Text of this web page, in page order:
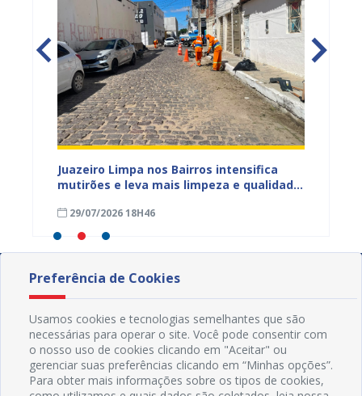
Juazeiro Limpa nos Bairros intensifica
mutirões e leva mais limpeza e qualidade
29/07/2026 18H46
Preferência de Cookies
Usamos cookies e tecnologias semelhantes que são
necessárias para operar o site. Você pode consentir com
o nosso uso de cookies clicando em "Aceitar" ou
gerenciar suas preferências clicando em “Minhas opções”.
Para obter mais informações sobre os tipos de cookies,